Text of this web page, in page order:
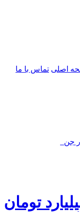
اصلی تماس با ما
جنگ علیه_
آوری بیش از 5 میلیارد تومان